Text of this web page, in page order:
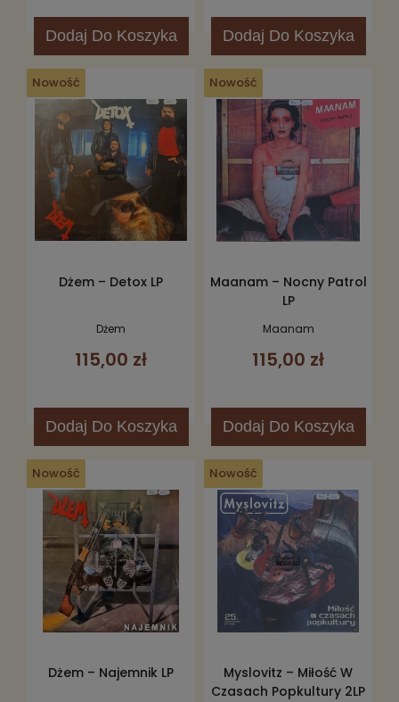
Dodaj Do Koszyka Dodaj Do Koszyka
Dżem – Detox LP
Dżem
115,00 zł
Dodaj Do Koszyka
Nowość
Maanam – Nocny Patrol
LP
Maanam
115,00 zł
Dodaj Do Koszyka
Nowość
Dżem – Najemnik LP
Nowość
Myslovitz – Miłość W
Czasach Popkultury 2LP
Nowość